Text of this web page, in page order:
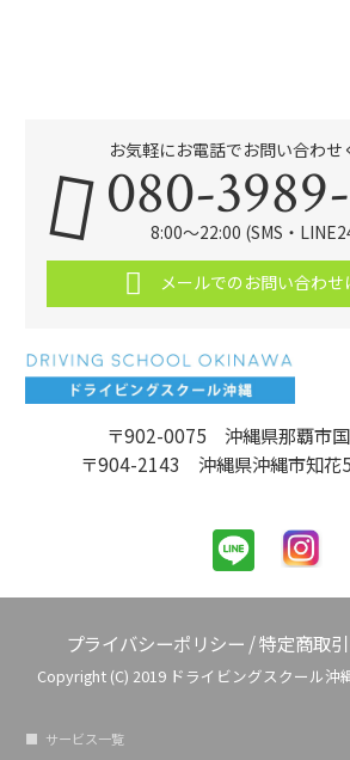
〒902-0075 沖縄県那覇市
〒904-2143 沖縄県沖縄市知
お気軽にお電話でお問い合わせ
080-
8:00～22:00 (SMS・
メールでのお問い合わせ
プライバシーポリシー /特定商取
Copyright (C) 2019 ドライビングスクール沖
サービス一覧